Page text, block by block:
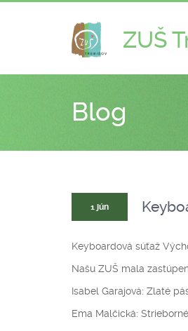
ZUŠ
Blog
1 jún
Keyboardová súťaž
Našu ZUŠ mala
Isabel Garajová: Zlaté
Ema Malčická: